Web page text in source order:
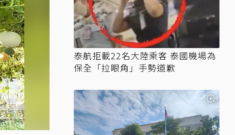
泰航拒載22名大陸乘客 泰國機場為
保全「拉眼角」手勢道歉